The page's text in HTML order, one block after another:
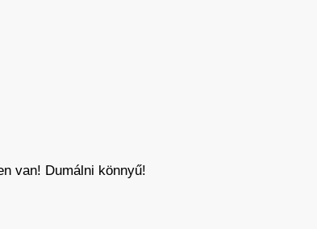
van! Dumálni könnyű!